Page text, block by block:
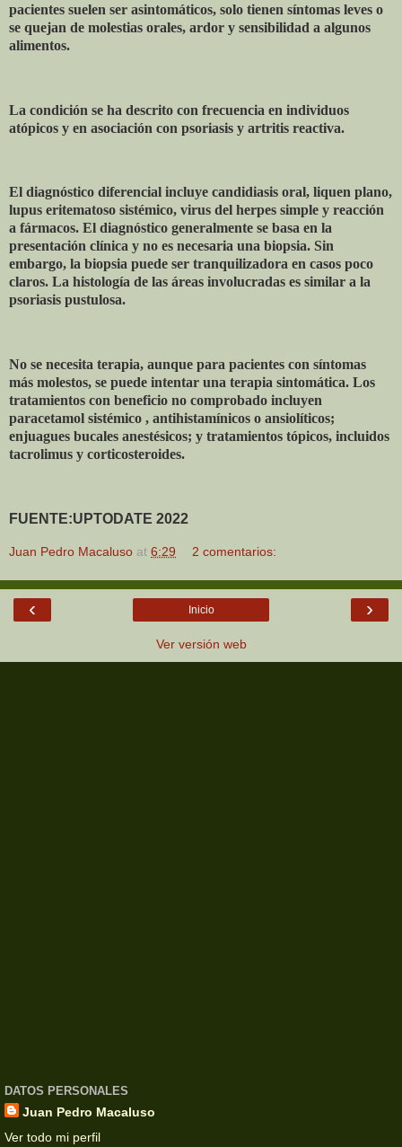
pacientes suelen ser asintomáticos, solo tienen síntomas leves o
se quejan de molestias orales, ardor y sensibilidad a algunos
alimentos.
La condición se ha descrito con frecuencia en individuos
atópicos y en asociación con psoriasis y artritis reactiva.
El diagnóstico diferencial incluye candidiasis oral, liquen plano,
lupus eritematoso sistémico, virus del herpes simple y reacción
a fármacos. El diagnóstico generalmente se basa en la
presentación clínica y no es necesaria una biopsia. Sin
embargo, la biopsia puede ser tranquilizadora en casos poco
claros. La histología de las áreas involucradas es similar a la
psoriasis pustulosa.
No se necesita terapia, aunque para pacientes con síntomas
más molestos, se puede intentar una terapia sintomática. Los
tratamientos con beneficio no comprobado incluyen
paracetamol sistémico , antihistamínicos o ansiolíticos;
enjuagues bucales anestésicos; y tratamientos tópicos, incluidos
tacrolimus y corticosteroides.
FUENTE:UPTODATE 2022
Juan Pedro Macaluso at 6:29 2 comentarios:
‹ ›
Inicio
Ver versión web
DATOS PERSONALES
Juan Pedro Macaluso
Ver todo mi perfil